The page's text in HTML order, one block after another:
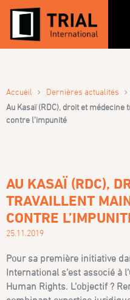
Accueil › Dernières actualités ›
Au Kasaï (RDC), droit et
contre l’impunité
AU KASAÏ (RDC),
TRAVAILLENT
CONTRE
25.11.2019
Pour sa première initiative
International s’est associé à
Human Rights. L’objectif ?